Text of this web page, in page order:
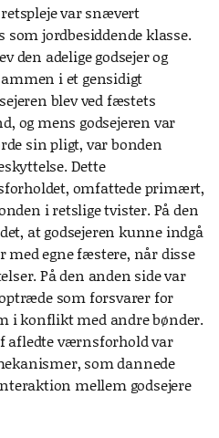
var snævert
jordbesiddende klasse.
den adelige godsejer og
i et gensidigt
blev ved fæstets
og mens godsejeren var
sin pligt, var bonden
Dette
omfattede primært,
i retslige tvister. På den
at godsejeren kunne indgå
egne fæstere, når disse
På den anden side var
som forsvarer for
i konflikt med andre bønder.
afledte værnsforhold var
som dannede
mellem godsejere